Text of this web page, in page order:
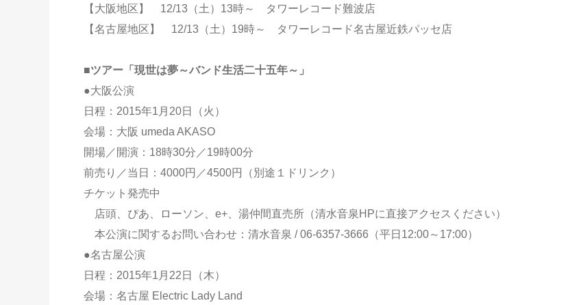
【大阪地区】 12/13（土）13時～ タワーレコード難波店
【名古屋地区】 12/13（土）19時～ タワーレコード名古屋近鉄パッセ店
■ツアー「現世は夢～バンド生活二十五年～」
●大阪公演
日程：2015年1月20日（火）
会場：大阪 umeda AKASO
開場／開演：18時30分／19時00分
前売り／当日：4000円／4500円（別途１ドリンク）
チケット発売中
店頭、ぴあ、ローソン、e+、湯仲間直売所（清水音泉HPに直接アクセスください）
本公演に関するお問い合わせ：清水音泉 / 06-6357-3666（平日12:00～17:00）
●名古屋公演
日程：2015年1月22日（木）
会場：名古屋 Electric Lady Land